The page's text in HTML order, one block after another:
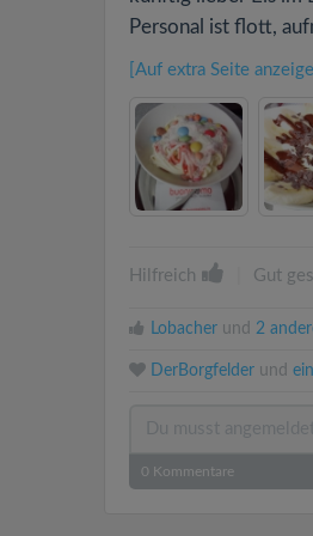
Personal ist flott,
[Auf extra Seite
Hilfreich Gut
Lobacher und 2
DerBorgfelder und
0 Kommentare